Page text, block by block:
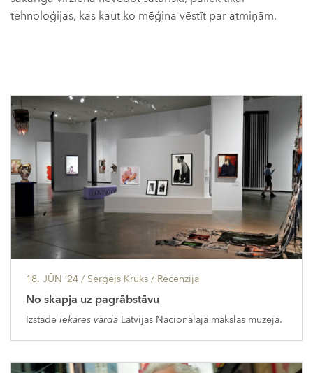
tehnoloģijas, kas kaut ko mēģina vēstīt par atmiņām.
18. JŪN ’24 / Sergejs Kruks / Recenzija
No skapja uz pagrābstāvu
Izstāde Iekāres vārdā Latvijas Nacionālajā mākslas muzejā.